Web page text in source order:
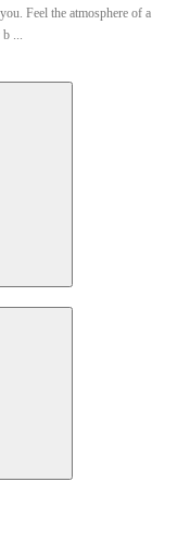
Feel the atmosphere of a
b ...